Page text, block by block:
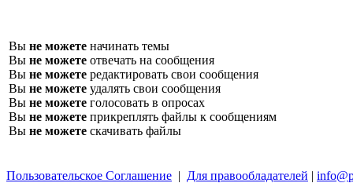
Вы не можете начинать темы
Вы не можете отвечать на сообщения
Вы не можете редактировать свои сообщения
Вы не можете удалять свои сообщения
Вы не можете голосовать в опросах
Вы не можете прикреплять файлы к сообщениям
Вы не можете скачивать файлы
Пользовательское Соглашение | Для правообладателей |